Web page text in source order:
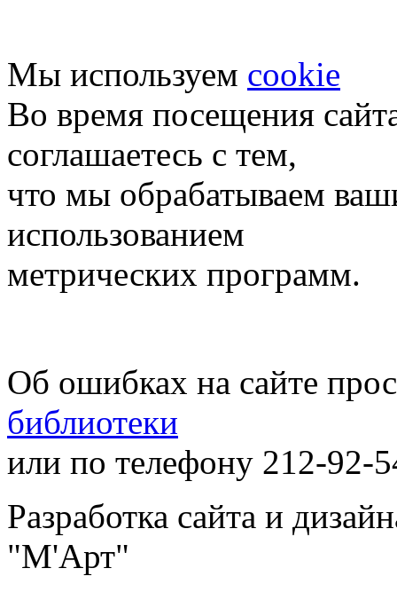
Мы используем cookie
Во время посещения
соглашаетесь с тем,
что мы обрабатываем
использованием
метрических программ.
Об ошибках на сайте
библиотеки
или по телефону 212-92-
Разработка сайта и
"М'Арт"